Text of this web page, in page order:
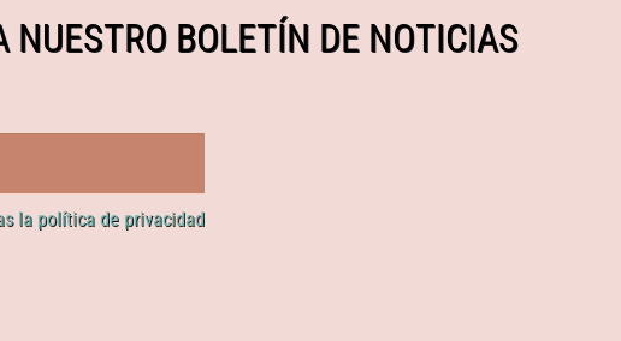
NUESTRO BOLETÍN DE NOTICIAS
la política de privacidad